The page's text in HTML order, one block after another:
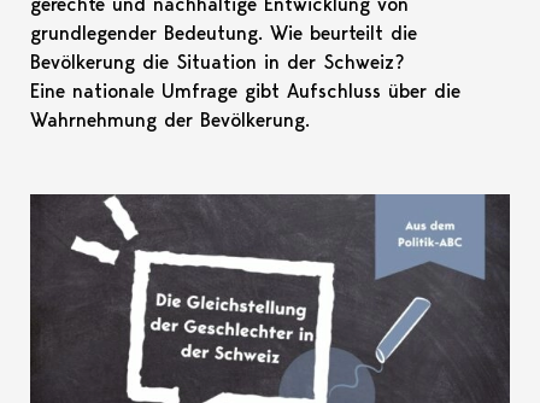
grundlegender Bedeutung. Wie beurteilt die
Bevölkerung die Situation in der Schweiz?
Eine nationale Umfrage gibt Aufschluss über die
Wahrnehmung der Bevölkerung.